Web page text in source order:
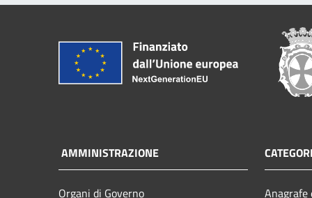
AMMINISTRAZIONE
Organi di Governo